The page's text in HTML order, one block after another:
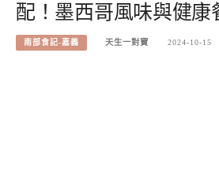
配！墨西哥風味與健康
南部食記-嘉義 天生一對寶 2024-10-15